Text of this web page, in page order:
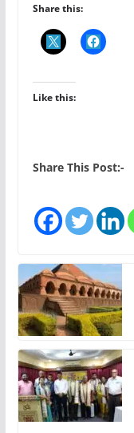
Share this:
Like this:
Share This Post:-